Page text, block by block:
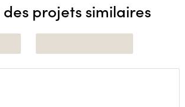
projets similaires